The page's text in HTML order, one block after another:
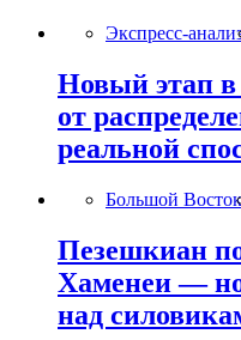
Экспресс-
Новый этап в
от
реальной
Большой
Пезешкиан
Хаменеи —
над